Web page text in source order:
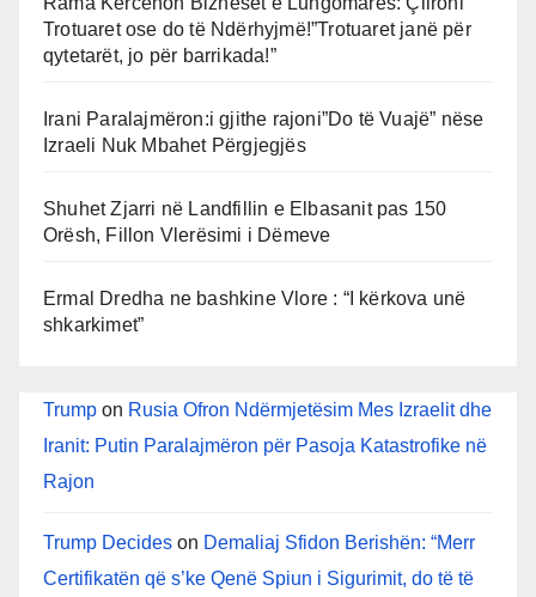
Trotuaret ose do të Ndërhyjmë!”Trotuaret janë për
qytetarët, jo për barrikada!”
Irani Paralajmëron:i gjithe rajoni”Do të Vuajë” nëse
Izraeli Nuk Mbahet Përgjegjës
Shuhet Zjarri në Landfillin e Elbasanit pas 150
Orësh, Fillon Vlerësimi i Dëmeve
Ermal Dredha ne bashkine Vlore : “I kërkova unë
shkarkimet”
Trump on Rusia Ofron Ndërmjetësim Mes Izraelit dhe
Iranit: Putin Paralajmëron për Pasoja Katastrofike në
Rajon
Trump Decides on Demaliaj Sfidon Berishën: “Merr
Certifikatën që s’ke Qenë Spiun i Sigurimit, do të të